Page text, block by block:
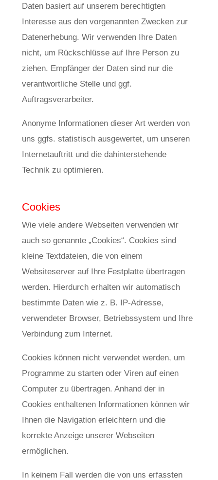
Daten basiert auf unserem berechtigten
Interesse aus den vorgenannten Zwecken zur
Datenerhebung. Wir verwenden Ihre Daten
nicht, um Rückschlüsse auf Ihre Person zu
ziehen. Empfänger der Daten sind nur die
verantwortliche Stelle und ggf.
Auftragsverarbeiter.
Anonyme Informationen dieser Art werden von
uns ggfs. statistisch ausgewertet, um unseren
Internetauftritt und die dahinterstehende
Technik zu optimieren.
Cookies
Wie viele andere Webseiten verwenden wir
auch so genannte „Cookies“. Cookies sind
kleine Textdateien, die von einem
Websiteserver auf Ihre Festplatte übertragen
werden. Hierdurch erhalten wir automatisch
bestimmte Daten wie z. B. IP-Adresse,
verwendeter Browser, Betriebssystem und Ihre
Verbindung zum Internet.
Cookies können nicht verwendet werden, um
Programme zu starten oder Viren auf einen
Computer zu übertragen. Anhand der in
Cookies enthaltenen Informationen können wir
Ihnen die Navigation erleichtern und die
korrekte Anzeige unserer Webseiten
ermöglichen.
In keinem Fall werden die von uns erfassten